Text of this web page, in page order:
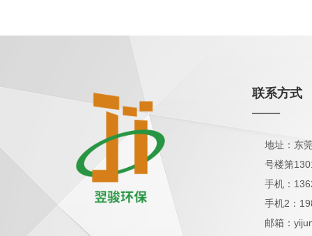
联系方式
——
地址：东
号楼第
手机：
手机2：
邮箱：